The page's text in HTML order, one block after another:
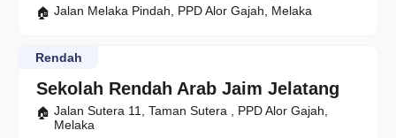
Jalan Melaka Pindah, PPD Alor Gajah, Melaka
Sekolah Rendah Arab Jaim Jelatang
Rendah
Jalan Sutera 11, Taman Sutera , PPD Alor Gajah,
Melaka